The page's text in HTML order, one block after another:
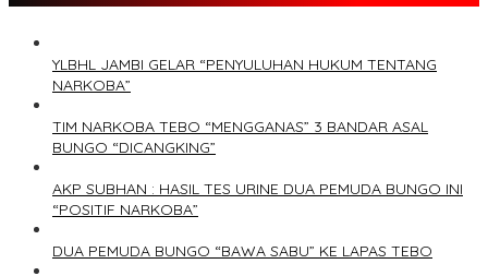
YLBHL JAMBI GELAR “PENYULUHAN HUKUM TENTANG
NARKOBA”
TIM NARKOBA TEBO “MENGGANAS” 3 BANDAR ASAL
BUNGO “DICANGKING”
AKP SUBHAN : HASIL TES URINE DUA PEMUDA BUNGO INI
“POSITIF NARKOBA”
DUA PEMUDA BUNGO “BAWA SABU” KE LAPAS TEBO